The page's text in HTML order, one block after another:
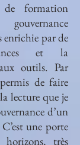
de formation
enrichie par de
et la
outils. Par
de faire
lecture que je
d’un
une porte
horizons, très